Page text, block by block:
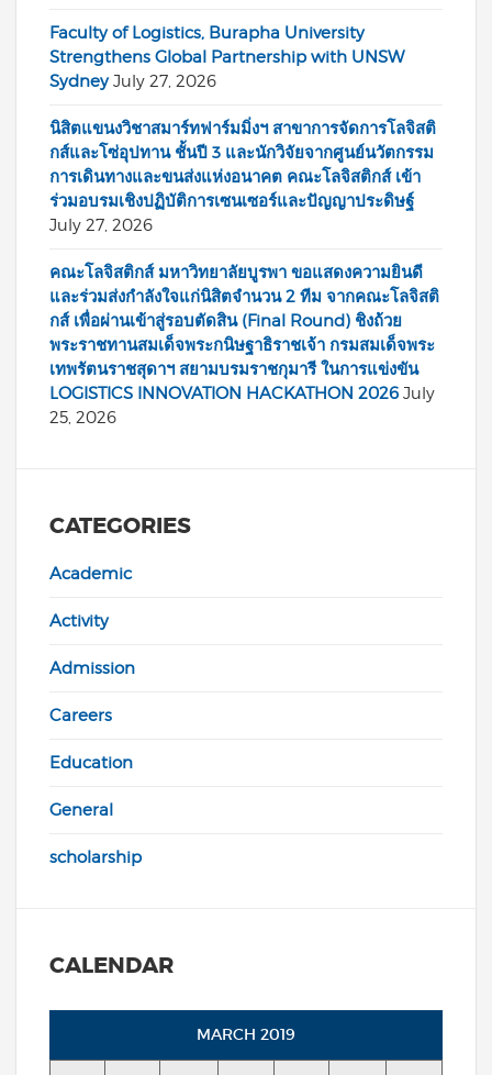
Faculty of Logistics, Burapha University
Strengthens Global Partnership with UNSW
Sydney July 27, 2026
นิสิตแขนงวิชาสมาร์ทฟาร์มมิ่งฯ สาขาการจัดการโลจิสติ
กส์และโซ่อุปทาน ชั้นปี 3 และนักวิจัยจากศูนย์นวัตกรรม
การเดินทางและขนส่งแห่งอนาคต คณะโลจิสติกส์ เข้า
ร่วมอบรมเชิงปฏิบัติการเซนเซอร์และปัญญาประดิษฐ์
July 27, 2026
คณะโลจิสติกส์ มหาวิทยาลัยบูรพา ขอแสดงความยินดี
และร่วมส่งกำลังใจแก่นิสิตจำนวน 2 ทีม จากคณะโลจิสติ
กส์ เพื่อผ่านเข้าสู่รอบตัดสิน (Final Round) ชิงถ้วย
พระราชทานสมเด็จพระกนิษฐาธิราชเจ้า กรมสมเด็จพระ
เทพรัตนราชสุดาฯ สยามบรมราชกุมารี ในการแข่งขัน
LOGISTICS INNOVATION HACKATHON 2026 July
25, 2026
CATEGORIES
Academic
Activity
Admission
Careers
Education
General
scholarship
CALENDAR
MARCH 2019